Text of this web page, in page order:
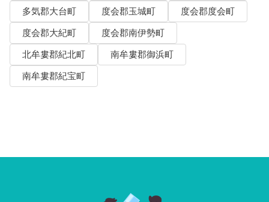
多気郡大台町
度会郡玉城町
度会郡度会町
度会郡大紀町
度会郡南伊勢町
北牟婁郡紀北町
南牟婁郡御浜町
南牟婁郡紀宝町